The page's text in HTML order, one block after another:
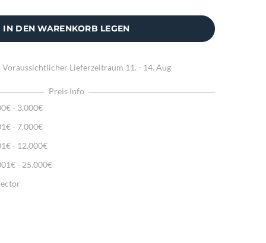
IN DEN WARENKORB LEGEN
Voraussichtlicher Lieferzeitraum 11. - 14. Aug
Preis Info
- 3.000€
- 7.000€
- 12.000€
- 25.000€